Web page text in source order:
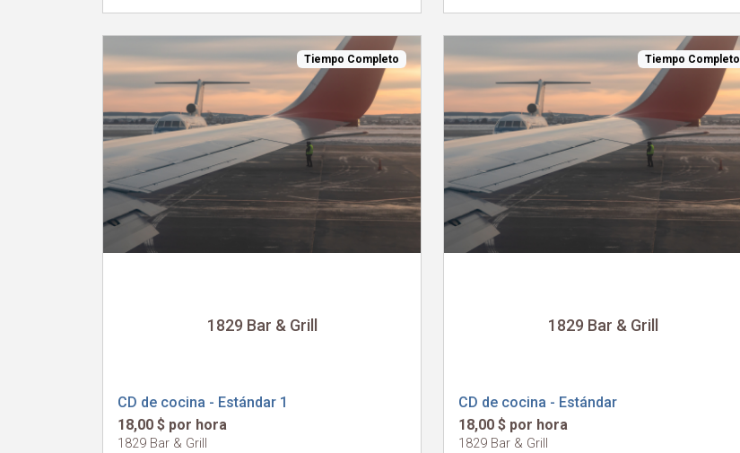
Tiempo Completo
1829 Bar & Grill
CD de cocina - Estándar 1
18,00 $ por hora
1829 Bar & Grill
Tiempo Completo
1829 Bar & Grill
CD de cocina - Estándar
18,00 $ por hora
1829 Bar & Grill